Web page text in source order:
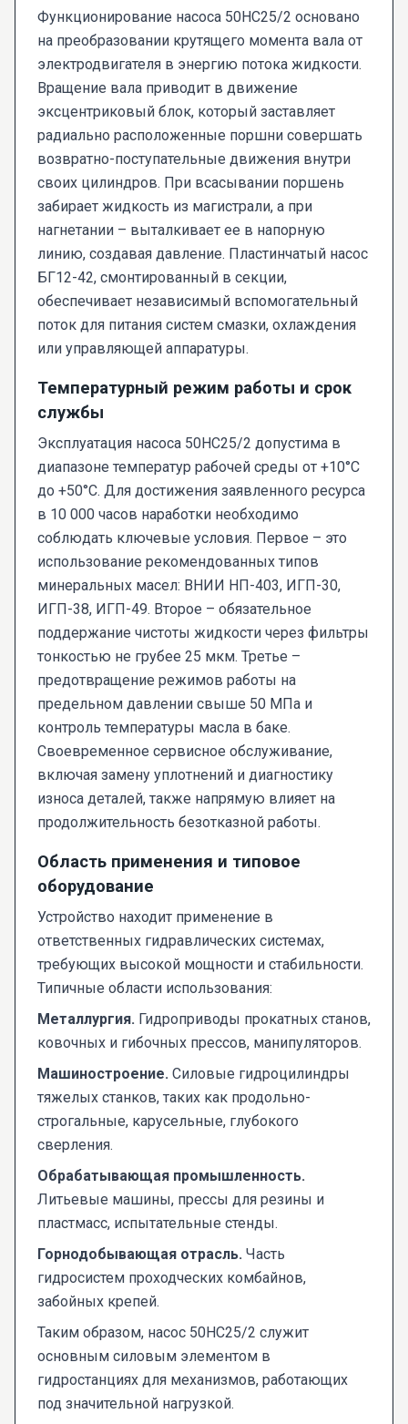
Функционирование насоса 50НС25/2 основано
на преобразовании крутящего момента вала от
электродвигателя в энергию потока жидкости.
Вращение вала приводит в движение
эксцентриковый блок, который заставляет
радиально расположенные поршни совершать
возвратно-поступательные движения внутри
своих цилиндров. При всасывании поршень
забирает жидкость из магистрали, а при
нагнетании – выталкивает ее в напорную
линию, создавая давление. Пластинчатый насос
БГ12-42, смонтированный в секции,
обеспечивает независимый вспомогательный
поток для питания систем смазки, охлаждения
или управляющей аппаратуры.
Температурный режим работы и срок
службы
Эксплуатация насоса 50НС25/2 допустима в
диапазоне температур рабочей среды от +10°C
до +50°C. Для достижения заявленного ресурса
в 10 000 часов наработки необходимо
соблюдать ключевые условия. Первое – это
использование рекомендованных типов
минеральных масел: ВНИИ НП-403, ИГП-30,
ИГП-38, ИГП-49. Второе – обязательное
поддержание чистоты жидкости через фильтры
тонкостью не грубее 25 мкм. Третье –
предотвращение режимов работы на
предельном давлении свыше 50 МПа и
контроль температуры масла в баке.
Своевременное сервисное обслуживание,
включая замену уплотнений и диагностику
износа деталей, также напрямую влияет на
продолжительность безотказной работы.
Область применения и типовое
оборудование
Устройство находит применение в
ответственных гидравлических системах,
требующих высокой мощности и стабильности.
Типичные области использования:
Металлургия. Гидроприводы прокатных станов,
ковочных и гибочных прессов, манипуляторов.
Машиностроение. Силовые гидроцилиндры
тяжелых станков, таких как продольно-
строгальные, карусельные, глубокого
сверления.
Обрабатывающая промышленность.
Литьевые машины, прессы для резины и
пластмасс, испытательные стенды.
Горнодобывающая отрасль. Часть
гидросистем проходческих комбайнов,
забойных крепей.
Таким образом, насос 50НС25/2 служит
основным силовым элементом в
гидростанциях для механизмов, работающих
под значительной нагрузкой.